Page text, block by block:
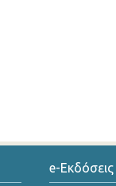
e-Εκδόσεις